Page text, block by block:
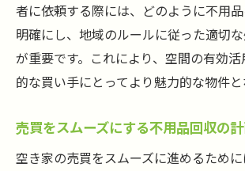
者に依頼する際には、どのように不用
明確にし、地域のルールに従った適切
が重要です。これにより、空間の有効
的な買い手にとってより魅力的な物件と
売買をスムーズにする不用品回収の
空き家の売買をスムーズに進めるため